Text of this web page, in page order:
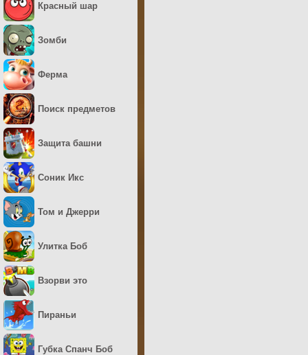
Красный шар
Зомби
Ферма
Поиск предметов
Защита башни
Соник Икс
Том и Джерри
Улитка Боб
Взорви это
Пираньи
Губка Спанч Боб